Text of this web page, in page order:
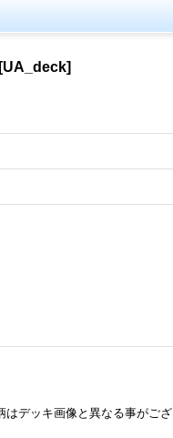
はデッキ画像と異なる事がござ